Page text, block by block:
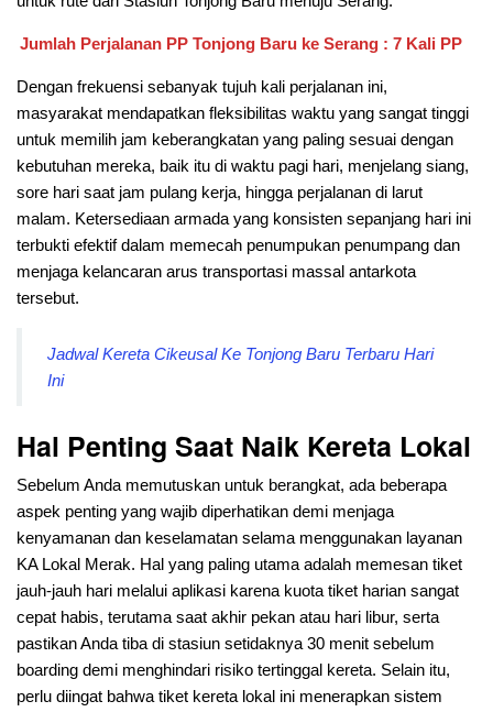
Jumlah Perjalanan PP Tonjong Baru ke Serang : 7 Kali PP
Dengan frekuensi sebanyak tujuh kali perjalanan ini,
masyarakat mendapatkan fleksibilitas waktu yang sangat tinggi
untuk memilih jam keberangkatan yang paling sesuai dengan
kebutuhan mereka, baik itu di waktu pagi hari, menjelang siang,
sore hari saat jam pulang kerja, hingga perjalanan di larut
malam. Ketersediaan armada yang konsisten sepanjang hari ini
terbukti efektif dalam memecah penumpukan penumpang dan
menjaga kelancaran arus transportasi massal antarkota
tersebut.
Jadwal Kereta Cikeusal Ke Tonjong Baru Terbaru Hari
Ini
Hal Penting Saat Naik Kereta Lokal
Sebelum Anda memutuskan untuk berangkat, ada beberapa
aspek penting yang wajib diperhatikan demi menjaga
kenyamanan dan keselamatan selama menggunakan layanan
KA Lokal Merak. Hal yang paling utama adalah memesan tiket
jauh-jauh hari melalui aplikasi karena kuota tiket harian sangat
cepat habis, terutama saat akhir pekan atau hari libur, serta
pastikan Anda tiba di stasiun setidaknya 30 menit sebelum
boarding demi menghindari risiko tertinggal kereta. Selain itu,
perlu diingat bahwa tiket kereta lokal ini menerapkan sistem